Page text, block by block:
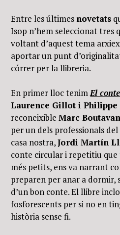
Entre les últimes novetats
Isop n’hem seleccionat tres
voltant d’aquest tema
aportar un punt
córrer per la llibreria.
En primer lloc tenimEl
Laurence Gillot i Philippe
reconeixibleMarc
per un dels professionals
casa nostra,Jordi Martín
conte circular i repetitiu
més petits, ens va narrant
preparen per anar a dormir,
d’un bon conte. El llibre
fosforescents per si no en
història sense fi.